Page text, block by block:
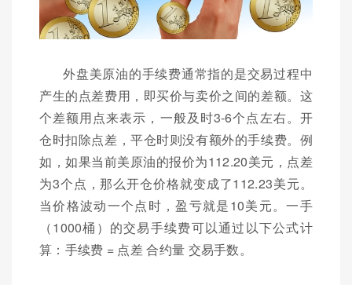
外盘美原油的手续费通常指的是交易过程中
产生的点差费用，即买价与卖价之间的差额。这
个差额用点来表示，一般及时3-6个点左右。开
仓时扣除点差，平仓时则没有额外的手续费。例
如，如果当前美原油的报价为112.20美元，点差
为3个点，那么开仓价格就变成了112.23美元。
当价格波动一个点时，盈亏就是10美元。一手
（1000桶）的交易手续费可以通过以下公式计
算：手续费 = 点差 合约量 交易手数。